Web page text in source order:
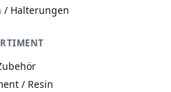
/ Halterungen
/ Resin